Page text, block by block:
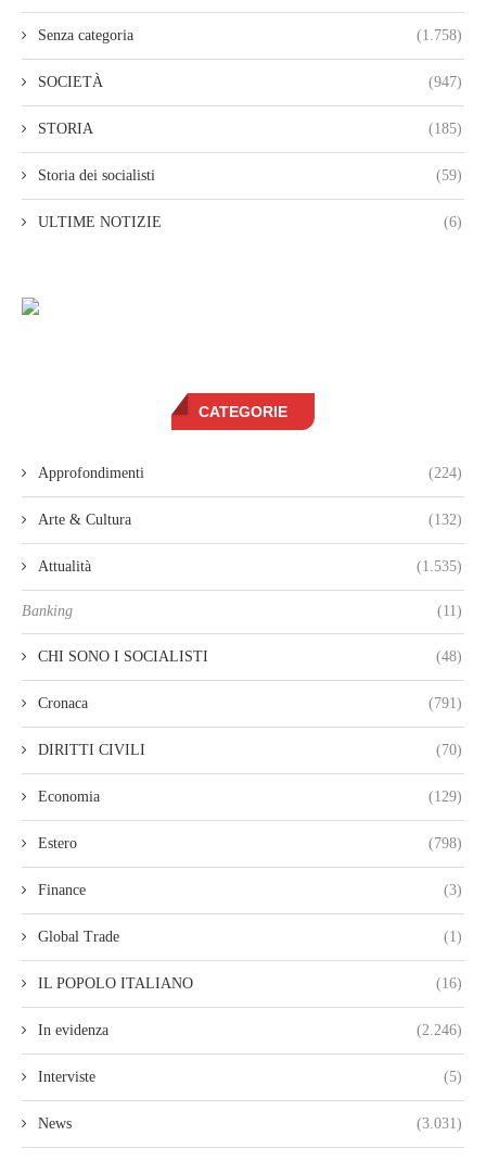
Senza categoria (1.758)
SOCIETÀ (947)
STORIA (185)
Storia dei socialisti (59)
ULTIME NOTIZIE (6)
CATEGORIE
Approfondimenti (224)
Arte & Cultura (132)
Attualità (1.535)
Banking (11)
CHI SONO I SOCIALISTI (48)
Cronaca (791)
DIRITTI CIVILI (70)
Economia (129)
Estero (798)
Finance (3)
Global Trade (1)
IL POPOLO ITALIANO (16)
In evidenza (2.246)
Interviste (5)
News (3.031)